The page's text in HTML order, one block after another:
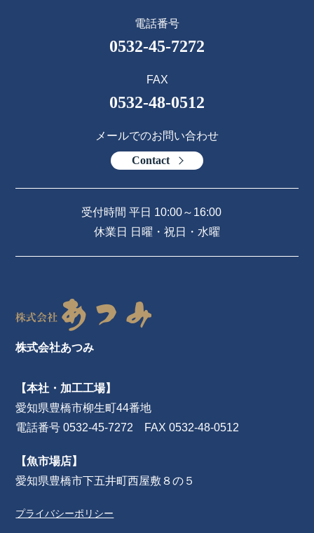
株式会社あつみ
【本社・加工工場】
愛知県豊橋市柳生町44番地
電話番号 0532-45-7272 FAX 0532-48-0512
【魚市場店】
愛知県豊橋市下五井町西屋敷８の５
プライバシーポリシー
電話番号
0532-45-7272
FAX
0532-48-0512
メールでのお問い合わせ
Contact
受付時間 平日 10:00～16:00
休業日 日曜・祝日・水曜